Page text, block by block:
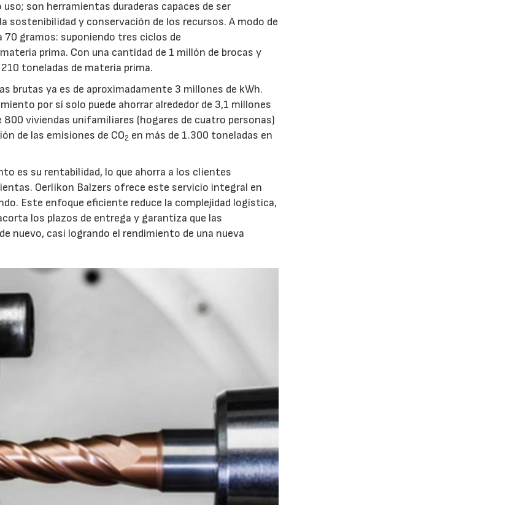
son herramientas duraderas capaces de ser
sostenibilidad y conservación de los recursos. A modo de
70 gramos: suponiendo tres ciclos de
prima. Con una cantidad de 1 millón de brocas y
toneladas de materia prima.
brutas ya es de aproximadamente 3 millones de kWh.
por sí solo puede ahorrar alrededor de 3,1 millones
viviendas unifamiliares (hogares de cuatro personas)
de las emisiones de CO2 en más de 1.300 toneladas en
es su rentabilidad, lo que ahorra a los clientes
Oerlikon Balzers ofrece este servicio integral en
Este enfoque eficiente reduce la complejidad logística,
los plazos de entrega y garantiza que las
nuevo, casi logrando el rendimiento de una nueva